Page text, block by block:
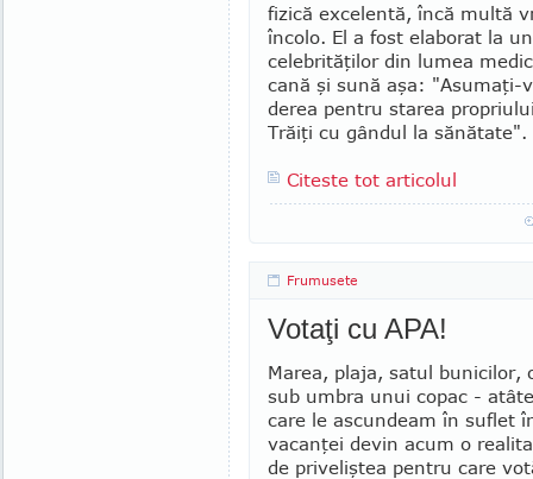
fizică excelentă, încă multă
încolo. El a fost elaborat la
celebrităţilor din lumea
cană şi sună aşa: "Asumaţi-
derea pentru starea
Trăiţi cu gândul la să­nă­tate".
Citeste tot articolul
Frumusete
Votaţi cu APA!
Marea, plaja, satul bunicilor,
sub umbra unui copac -
care le ascundeam în suflet
vacanţei devin acum o
de priveliştea pentru care